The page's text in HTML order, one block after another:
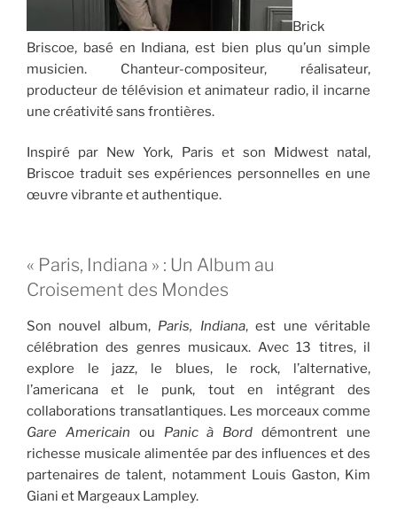
Brick
Briscoe, basé en Indiana, est bien plus qu’un simple
musicien. Chanteur-compositeur, réalisateur,
producteur de télévision et animateur radio, il incarne
une créativité sans frontières.
Inspiré par New York, Paris et son Midwest natal,
Briscoe traduit ses expériences personnelles en une
œuvre vibrante et authentique.
« Paris, Indiana » : Un Album au
Croisement des Mondes
Son nouvel album, Paris, Indiana, est une véritable
célébration des genres musicaux. Avec 13 titres, il
explore le jazz, le blues, le rock, l’alternative,
l’americana et le punk, tout en intégrant des
collaborations transatlantiques. Les morceaux comme
Gare Americain ou Panic à Bord démontrent une
richesse musicale alimentée par des influences et des
partenaires de talent, notamment Louis Gaston, Kim
Giani et Margeaux Lampley.